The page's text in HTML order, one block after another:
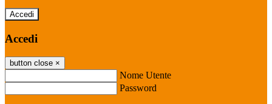
Accedi
Accedi
button close ×
Nome Utente
Password